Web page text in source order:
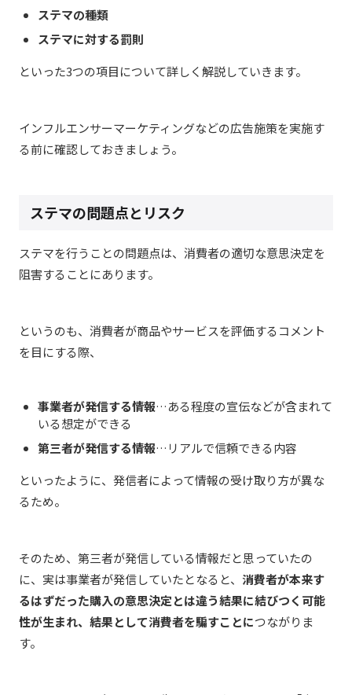
ステマの種類
ステマに対する罰則
といった3つの項目について詳しく解説していきます。
インフルエンサーマーケティングなどの広告施策を実施す
る前に確認しておきましょう。
ステマの問題点とリスク
ステマを行うことの問題点は、消費者の適切な意思決定を
阻害することにあります。
というのも、消費者が商品やサービスを評価するコメント
を目にする際、
事業者が発信する情報…ある程度の宣伝などが含まれて
いる想定ができる
第三者が発信する情報…リアルで信頼できる内容
といったように、発信者によって情報の受け取り方が異な
るため。
そのため、第三者が発信している情報だと思っていたの
に、実は事業者が発信していたとなると、 消費者が本来す
るはずだった購入の意思決定とは違う結果に結びつく可能
性が生まれ、結果として消費者を騙すことにつながりま
す。